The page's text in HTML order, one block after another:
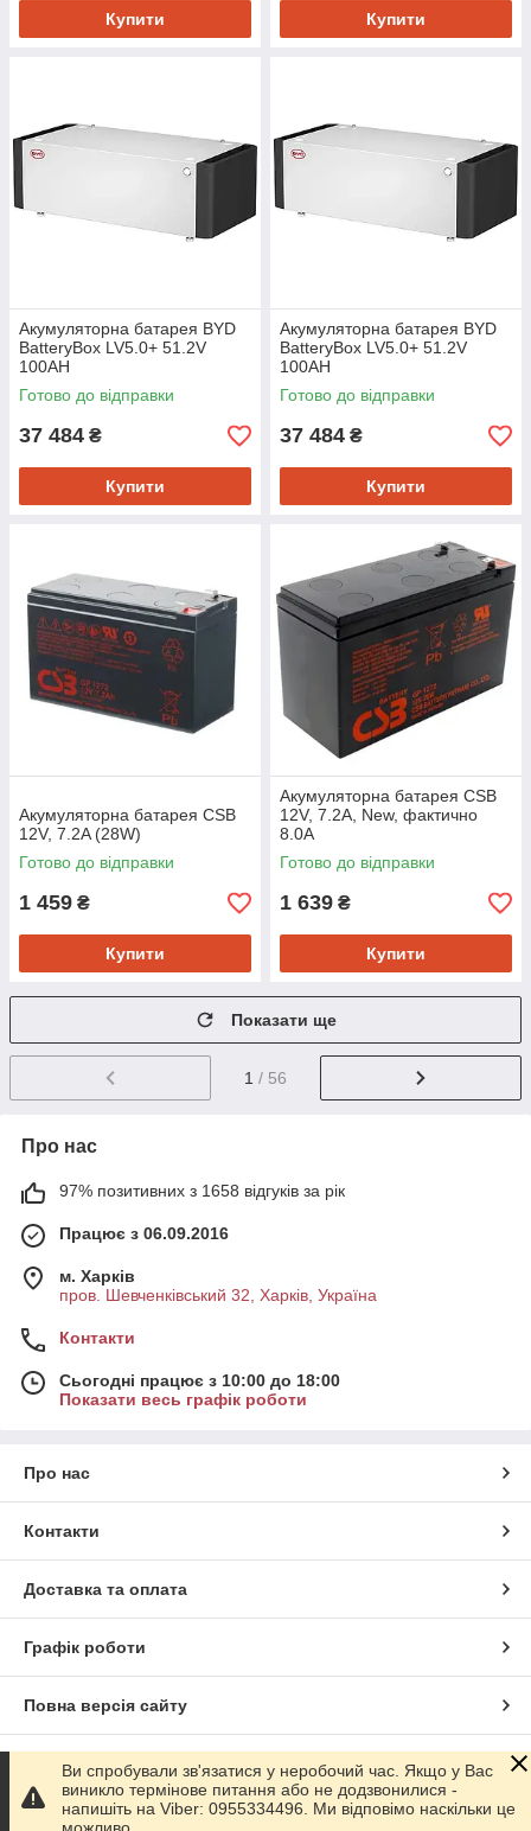
Купити Купити
Акумуляторна батарея BYD
BatteryBox LV5.0+ 51.2V
100AH
Готово до відправки
37 484 ₴
Купити
Акумуляторна батарея BYD
BatteryBox LV5.0+ 51.2V
100AH
Готово до відправки
37 484 ₴
Купити
Акумуляторна батарея CSB
12V, 7.2A (28W)
Готово до відправки
1 459 ₴
Купити
Акумуляторна батарея CSB
12V, 7.2A, New, фактично
8.0А
Готово до відправки
1 639 ₴
Купити
Показати ще
1 / 56
Про нас
97% позитивних з 1658 відгуків за рік
Працює з 06.09.2016
м. Харків
пров. Шевченківський 32, Харків, Україна
Контакти
Сьогодні працює з 10:00 до 18:00
Показати весь графік роботи
Про нас
Контакти
Доставка та оплата
Графік роботи
Повна версія сайту
Сайт створено на маркетплейсі Prom.ua
Політика конфіденційності
Ви спробували зв'язатися у неробочий час. Якщо у Вас
виникло термінове питання або не додзвонилися -
напишіть на Viber: 0955334496. Ми відповімо наскільки це